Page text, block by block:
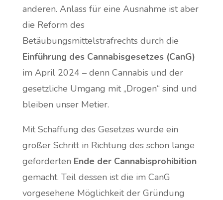
anderen. Anlass für eine Ausnahme ist aber
die Reform des
Betäubungsmittelstrafrechts durch die
Einführung des Cannabisgesetzes (CanG)
im April 2024 – denn Cannabis und der
gesetzliche Umgang mit „Drogen“ sind und
bleiben unser Metier.
Mit Schaffung des Gesetzes wurde ein
großer Schritt in Richtung des schon lange
geforderten Ende der Cannabisprohibition
gemacht. Teil dessen ist die im CanG
vorgesehene Möglichkeit der Gründung